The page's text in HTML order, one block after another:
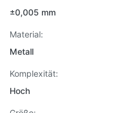
±0,005 mm
Material:
Metall
Komplexität:
Hoch